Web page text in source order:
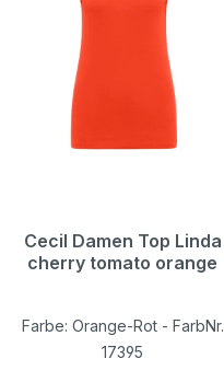
Cecil Damen Top Linda
cherry tomato orange
Farbe: Orange-Rot - FarbNr.
17395